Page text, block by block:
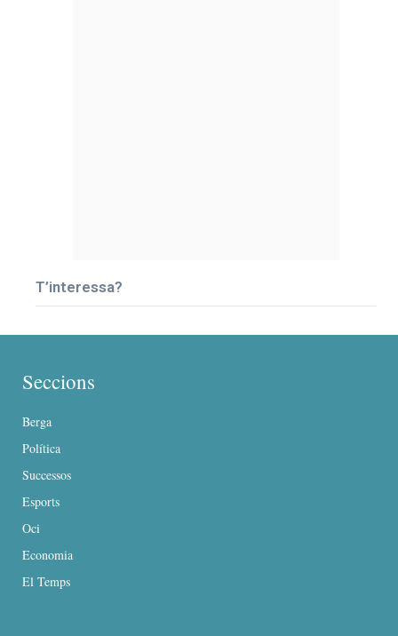
T’interessa?
Seccions
Berga
Política
Successos
Esports
Oci
Economia
El Temps